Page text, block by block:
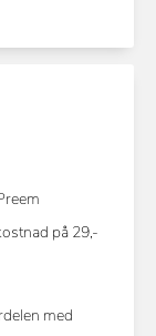
på 29,-
med